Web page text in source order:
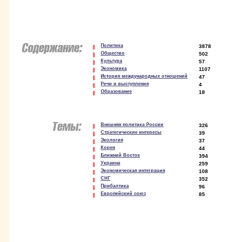
Политика 3878
Общество 502
Культура 57
Экономика 1107
История международных отношений 47
Речи и выступления 4
Образование 18
Внешняя политика России 326
Стратегические интересы 39
Экология 37
Корея 44
Ближний Восток 394
Украина 259
Экономическая интеграция 108
СНГ 352
Прибалтика 96
Европейский союз 85